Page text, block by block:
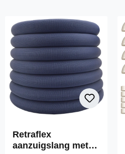
Retraflex
aanzuigslang met